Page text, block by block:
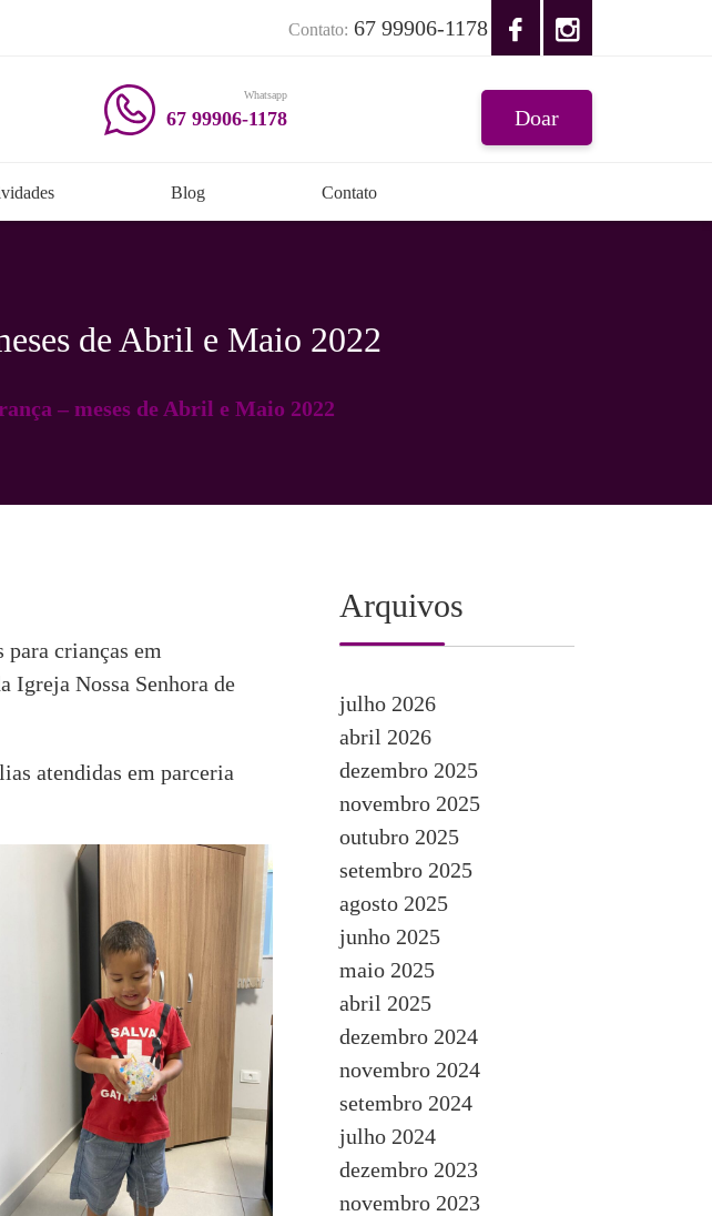
Contato: 67 99906-1178
Whatsapp
67 99906-1178 Doar
Blog Contato
de Abril e Maio 2022
– meses de Abril e Maio 2022
crianças em
Igreja Nossa Senhora de
atendidas em parceria
Arquivos
julho 2026
abril 2026
dezembro 2025
novembro 2025
outubro 2025
setembro 2025
agosto 2025
junho 2025
maio 2025
abril 2025
dezembro 2024
novembro 2024
setembro 2024
julho 2024
dezembro 2023
novembro 2023